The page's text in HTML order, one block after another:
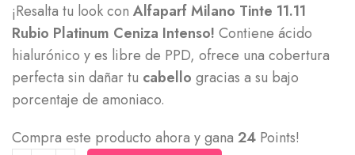
¡Resalta tu look con Alfaparf Milano Tinte 11.11
Rubio Platinum Ceniza Intenso! Contiene ácido
hialurónico y es libre de PPD, ofrece una cobertura
perfecta sin dañar tu cabello gracias a su bajo
porcentaje de amoniaco.
Compra este producto ahora y gana 24 Points!